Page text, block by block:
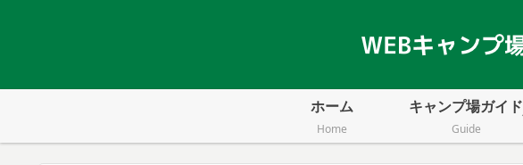
ホーム
Home
キャンプ場ガイド
Guide